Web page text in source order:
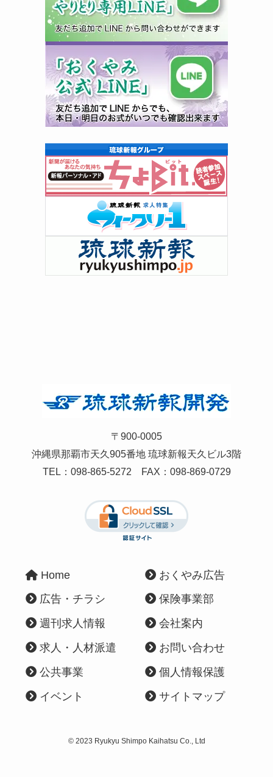
〒900-0005
沖縄県那覇市天久905番地 琉球新報天久ビル3階
TEL： 098-865-5272 FAX：098-869-0729
Home
広告・チラシ
週刊求人情報
求人・人材派遣
公共事業
イベント
おくやみ広告
保険事業部
会社案内
お問い合わせ
個人情報保護
サイトマップ
©2023 Ryukyu Shimpo Kaihatsu Co., Ltd